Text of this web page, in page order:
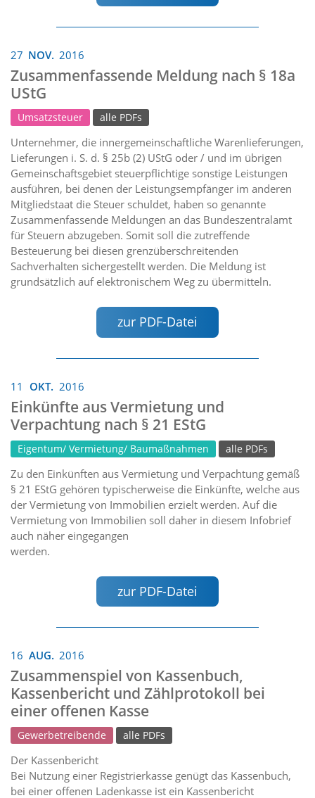
27 NOV. 2016
Zusammenfassende Meldung nach § 18a
UStG
Umsatzsteuer alle PDFs
Unternehmer, die innergemeinschaftliche Warenlieferungen,
Lieferungen i. S. d. § 25b (2) UStG oder / und im übrigen
Gemeinschaftsgebiet steuerpflichtige sonstige Leistungen
ausführen, bei denen der Leistungsempfänger im anderen
Mitgliedstaat die Steuer schuldet, haben so genannte
Zusammenfassende Meldungen an das Bundeszentralamt
für Steuern abzugeben. Somit soll die zutreffende
Besteuerung bei diesen grenzüberschreitenden
Sachverhalten sichergestellt werden. Die Meldung ist
grundsätzlich auf elektronischem Weg zu übermitteln.
zur PDF-Datei
11 OKT. 2016
Einkünfte aus Vermietung und
Verpachtung nach § 21 EStG
Eigentum/ Vermietung/ Baumaßnahmen alle PDFs
Zu den Einkünften aus Vermietung und Verpachtung gemäß
§ 21 EStG gehören typischerweise die Einkünfte, welche aus
der Vermietung von Immobilien erzielt werden. Auf die
Vermietung von Immobilien soll daher in diesem Infobrief
auch näher eingegangen
werden.
zur PDF-Datei
16 AUG. 2016
Zusammenspiel von Kassenbuch,
Kassenbericht und Zählprotokoll bei
einer offenen Kasse
Gewerbetreibende alle PDFs
Der Kassenbericht
Bei Nutzung einer Registrierkasse genügt das Kassenbuch,
bei einer offenen Ladenkasse ist ein Kassenbericht